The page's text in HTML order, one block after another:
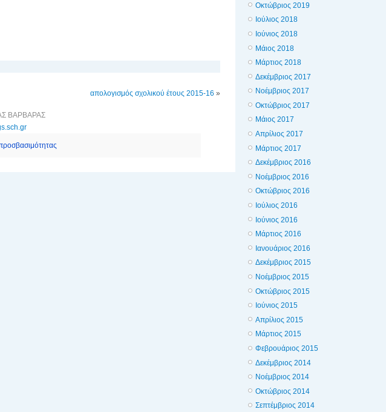
απολογισμός σχολικού έτους 2015-16 »
ΒΑΡΒΑΡΑΣ
Οκτώβριος 2019
Ιούλιος 2018
Ιούνιος 2018
Μάιος 2018
Μάρτιος 2018
Δεκέμβριος 2017
Νοέμβριος 2017
Οκτώβριος 2017
Μάιος 2017
Απρίλιος 2017
Μάρτιος 2017
Δεκέμβριος 2016
Νοέμβριος 2016
Οκτώβριος 2016
Ιούλιος 2016
Ιούνιος 2016
Μάρτιος 2016
Ιανουάριος 2016
Δεκέμβριος 2015
Νοέμβριος 2015
Οκτώβριος 2015
Ιούνιος 2015
Απρίλιος 2015
Μάρτιος 2015
Φεβρουάριος 2015
Δεκέμβριος 2014
Νοέμβριος 2014
Οκτώβριος 2014
Σεπτέμβριος 2014